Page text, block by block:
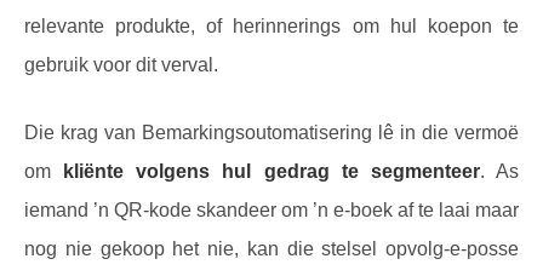
relevante produkte, of herinnerings om hul koepon te
gebruik voor dit verval.
Die krag van Bemarkingsoutomatisering lê in die vermoë
om
kliënte volgens hul gedrag te segmenteer. As
iemand ’n QR-kode skandeer om ’n e-boek af te laai maar
nog nie gekoop het nie, kan die stelsel opvolg-e-posse